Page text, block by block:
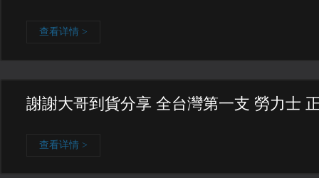
查看详情 >
謝謝大哥到貨分享 全台灣第一支 勞力士
查看详情 >